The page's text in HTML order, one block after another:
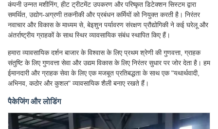
कंपनी उन्नत मशीनिंग, हीट ट्रीटमेंट उपकरण और परिष्कृत डिटेक्शन सिस्टम द्वारा
समर्थित, उद्योग-अग्रणी तकनीकी और प्रबंधन कर्मियों को नियुक्त करती है। निरंतर
नवाचार और विकास के माध्यम से, बेइशुन पर्यावरण संरक्षण प्रौद्योगिकी ने कई घरेलू और
अंतर्राष्ट्रीय ग्राहकों के साथ स्थिर व्यावसायिक संबंध स्थापित किए हैं।
हमारा व्यावसायिक दर्शन बाजार के विश्वास के लिए प्रथम श्रेणी की गुणवत्ता, ग्राहक
संतुष्टि के लिए गुणवत्ता सेवा और उद्यम विकास के लिए निरंतर सुधार पर जोर देता है। हम
ईमानदारी और ग्राहक सेवा के लिए एक मजबूत प्रतिबद्धता के साथ एक "यथार्थवादी,
अभिनव, कठोर और कुशल" व्यावसायिक शैली बनाए रखते हैं।
पैकेजिंग और लोडिंग